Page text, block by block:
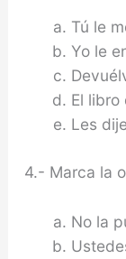
Tú le
Yo le
El
Les
4.- Marca la
No la